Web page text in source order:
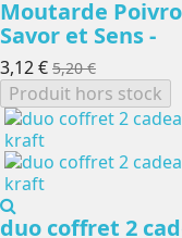
Moutarde
Savor et Sens -
3,12 € 5,20 €
Produit hors stock
duo coffret 2